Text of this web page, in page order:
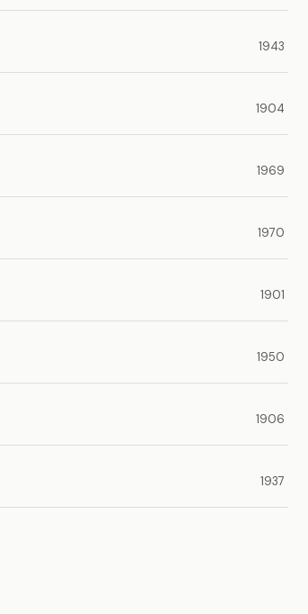
1943
1904
1969
1970
1901
1950
1906
1937